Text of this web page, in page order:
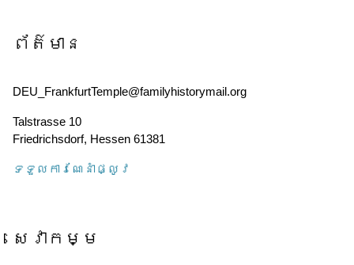
ព័ត៌មាន
DEU_FrankfurtTemple@familyhistorymail.org
Talstrasse 10
Friedrichsdorf, Hessen 61381
ទទួល​ការណែនាំ​ផ្លូវ
សេវាកម្ម